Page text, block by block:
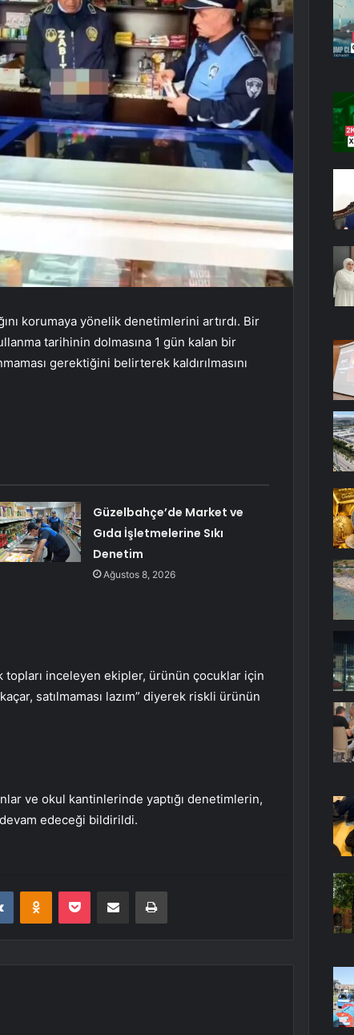
korumaya yönelik denetimlerini artırdı. Bir
tarihinin dolmasına 1 gün kalan bir
gerektiğini belirterek kaldırılmasını
Güzelbahçe’de Market ve
Gıda İşletmelerine Sıkı
Denetim
Ağustos 8, 2026
topları inceleyen ekipler, ürünün çocuklar için
satılmaması lazım” diyerek riskli ürünün
ve okul kantinlerinde yaptığı denetimlerin,
devam edeceği bildirildi.
VKontakteOdnoklassniki
Pocket E-Posta ile paylaş Yazdır